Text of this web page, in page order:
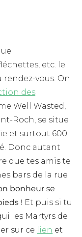
etc. le
rendez-vous. On
des
Well Wasted,
Roch, se situe
et surtout 600
Donc autant
que tes amis te
bars de la rue
bonheur se
! Et puis si tu
les Martyrs de
sur ce
lien et